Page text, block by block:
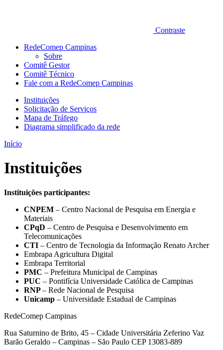
Contraste
RedeComep Campinas
Sobre
Comitê Gestor
Comitê Técnico
Fale com a RedeComep Campinas
Instituições
Solicitação de Serviços
Mapa de Tráfego
Diagrama simplificado da rede
Início
Instituições
Instituições participantes:
CNPEM – Centro Nacional de Pesquisa em Energia e
Materiais
CPqD – Centro de Pesquisa e Desenvolvimento em
Telecomunicações
CTI – Centro de Tecnologia da Informação Renato Archer
Embrapa Agricultura Digital
Embrapa Territorial
PMC – Prefeitura Municipal de Campinas
PUC – Pontifícia Universidade Católica de Campinas
RNP– Rede Nacional de Pesquisa
Unicamp – Universidade Estadual de Campinas
RedeComep Campinas
Rua Saturnino de Brito, 45 – Cidade Universitária Zeferino Vaz
Barão Geraldo – Campinas – São Paulo CEP 13083-889